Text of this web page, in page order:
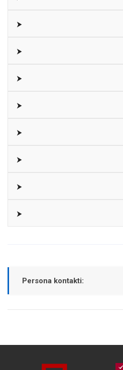
⮞
⮞
⮞
⮞
⮞
⮞
⮞
⮞
Persona kontakti: